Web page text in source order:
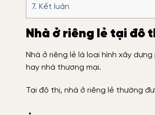
7. Kết luận
Nhà ở riêng lẻ tại đô
Nhà ở riêng lẻ là loại hình xây
hay nhà thương mại.
Tại đô thị, nhà ở riêng lẻ thường